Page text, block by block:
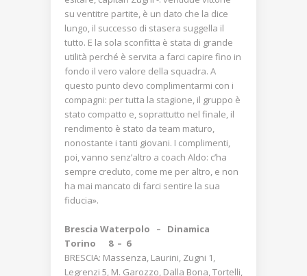
su ventitre partite, è un dato che la dice
lungo, il successo di stasera suggella il
tutto. E la sola sconfitta è stata di grande
utilità perché è servita a farci capire fino in
fondo il vero valore della squadra. A
questo punto devo complimentarmi con i
compagni: per tutta la stagione, il gruppo è
stato compatto e, soprattutto nel finale, il
rendimento è stato da team maturo,
nonostante i tanti giovani. I complimenti,
poi, vanno senz’altro a coach Aldo: c’ha
sempre creduto, come me per altro, e non
ha mai mancato di farci sentire la sua
fiducia».
Brescia Waterpolo – Dinamica
Torino 8 – 6
BRESCIA: Massenza, Laurini, Zugni 1,
Legrenzi 5, M. Garozzo, Dalla Bona, Tortelli,